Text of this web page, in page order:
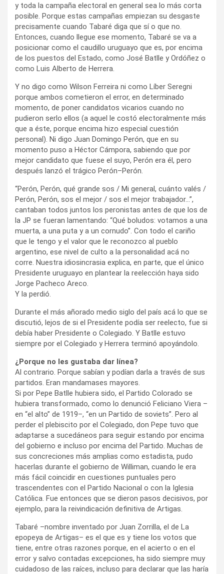
y toda la campaña electoral en general sea lo más corta
posible. Porque estas campañas empiezan su desgaste
precisamente cuando Tabaré diga que sí o que no.
Entonces, cuando llegue ese momento, Tabaré se va a
posicionar como el caudillo uruguayo que es, por encima
de los puestos del Estado, como José Batlle y Ordóñez o
como Luis Alberto de Herrera.
Y no digo como Wilson Ferreira ni como Líber Seregni
porque ambos cometieron el error, en determinado
momento, de poner candidatos vicarios cuando no
pudieron serlo ellos (a aquel le costó electoralmente más
que a éste, porque encima hizo especial cuestión
personal). Ni digo Juan Domingo Perón, que en su
momento puso a Héctor Cámpora, sabiendo que por
mejor candidato que fuese el suyo, Perón era él, pero
después lanzó el trágico Perón–Perón.
“Perón, Perón, qué grande sos / Mi general, cuánto valés /
Perón, Perón, sos el mejor / sos el mejor trabajador…”,
cantaban todos juntos los peronistas antes de que los de
la JP se fueran lamentando: “Qué boludos: votamos a una
muerta, a una puta y a un cornudo”. Con todo el cariño
que le tengo y el valor que le reconozco al pueblo
argentino, ese nivel de culto a la personalidad acá no
corre. Nuestra idiosincrasia explica, en parte, que el único
Presidente uruguayo en plantear la reelección haya sido
Jorge Pacheco Areco.
Y la perdió.
Durante el más añorado medio siglo del país acá lo que se
discutió, lejos de si el Presidente podía ser reelecto, fue si
debía haber Presidente o Colegiado. Y Batlle estuvo
siempre por el Colegiado y Herrera terminó apoyándolo.
¿Porque no les gustaba dar línea?
Al contrario. Porque sabían y podían darla a través de sus
partidos. Eran mandamases mayores.
Si por Pepe Batlle hubiera sido, el Partido Colorado se
hubiera transformado, como lo denunció Feliciano Viera –
en “el alto” de 1919–, “en un Partido de soviets”. Pero al
perder el plebiscito por el Colegiado, don Pepe tuvo que
adaptarse a sucedáneos para seguir estando por encima
del gobierno e incluso por encima del Partido. Muchas de
sus concreciones más amplias como estadista, pudo
hacerlas durante el gobierno de Williman, cuando le era
más fácil coincidir en cuestiones puntuales pero
trascendentes con el Partido Nacional o con la Iglesia
Católica. Fue entonces que se dieron pasos decisivos, por
ejemplo, para la reivindicación definitiva de Artigas.
Tabaré –nombre inventado por Juan Zorrilla, el de La
epopeya de Artigas– es el que es y tiene los votos que
tiene, entre otras razones porque, en el acierto o en el
error y salvo contadas excepciones, ha sido siempre muy
cuidadoso de las raíces, incluso para declarar que las haría